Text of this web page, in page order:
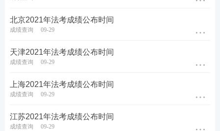
北京2021年法考成绩公布时间
成绩查询 09-29
天津2021年法考成绩公布时间
成绩查询 09-29
上海2021年法考成绩公布时间
成绩查询 09-29
江苏2021年法考成绩公布时间
成绩查询 09-29